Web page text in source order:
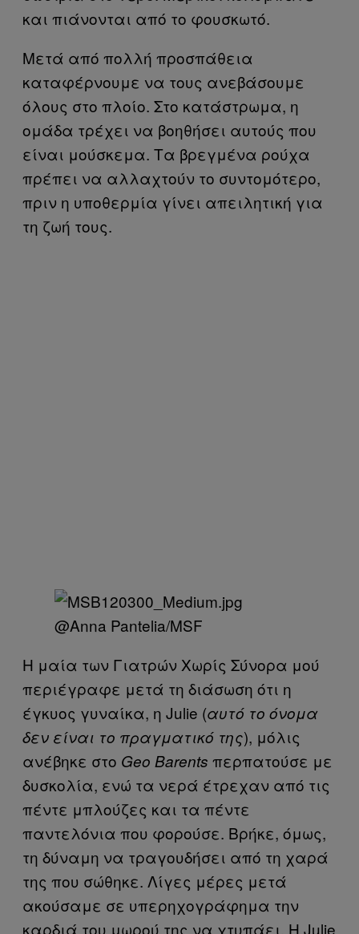
και πιάνονται από το φουσκωτό.
Μετά από πολλή προσπάθεια
καταφέρνουμε να τους ανεβάσουμε
όλους στο πλοίο. Στο κατάστρωμα, η
ομάδα τρέχει να βοηθήσει αυτούς που
είναι μούσκεμα. Τα βρεγμένα ρούχα
πρέπει να αλλαχτούν το συντομότερο,
πριν η υποθερμία γίνει απειλητική για
τη ζωή τους.
@Anna Pantelia/MSF
Η μαία των Γιατρών Χωρίς Σύνορα μού
περιέγραφε μετά τη διάσωση ότι η
έγκυος γυναίκα, η Julie (αυτό το όνομα
δεν είναι το πραγματικό της), μόλις
ανέβηκε στο Geo Barents περπατούσε με
δυσκολία, ενώ τα νερά έτρεχαν από τις
πέντε μπλούζες και τα πέντε
παντελόνια που φορούσε. Βρήκε, όμως,
τη δύναμη να τραγουδήσει από τη χαρά
της που σώθηκε. Λίγες μέρες μετά
ακούσαμε σε υπερηχογράφημα την
καρδιά του μωρού της να χτυπάει. Η Julie